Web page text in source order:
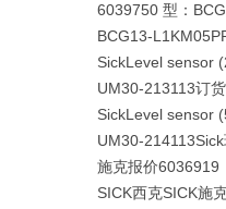
6039750 型：
BCG13-
SickLevel sensor
UM30-213113订
SickLevel sensor
UM30-
施克报价6036919
SICK西克SICK施